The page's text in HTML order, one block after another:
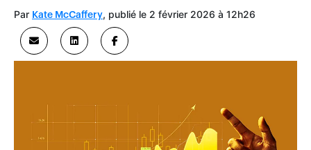
Par Kate McCaffery, publié le 2 février 2026 à 12h26